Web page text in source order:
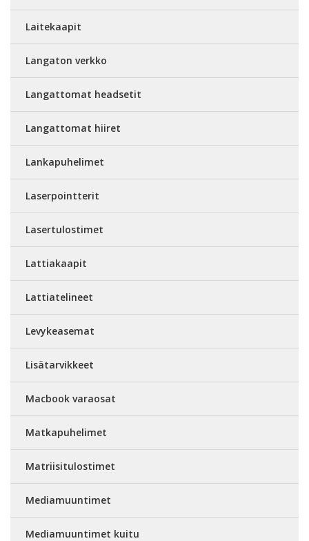
Laitekaapit
Langaton verkko
Langattomat headsetit
Langattomat hiiret
Lankapuhelimet
Laserpointterit
Lasertulostimet
Lattiakaapit
Lattiatelineet
Levykeasemat
Lisätarvikkeet
Macbook varaosat
Matkapuhelimet
Matriisitulostimet
Mediamuuntimet
Mediamuuntimet kuitu